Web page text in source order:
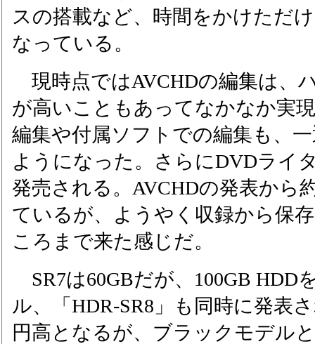
スの搭載など、時間をかけただ
なっている。
現時点ではAVCHDの編集は、
が高いこともあってなかなか実
編集や付属ソフトでの編集も、
ようになった。さらにDVDライ
発売される。AVCHDの発表から
ているが、ようやく収録から保
ころまで来た感じだ。
SR7は60GBだが、100GB HDD
ル、「HDR-SR8」も同時に発表
円高となるが、ブラックモデル